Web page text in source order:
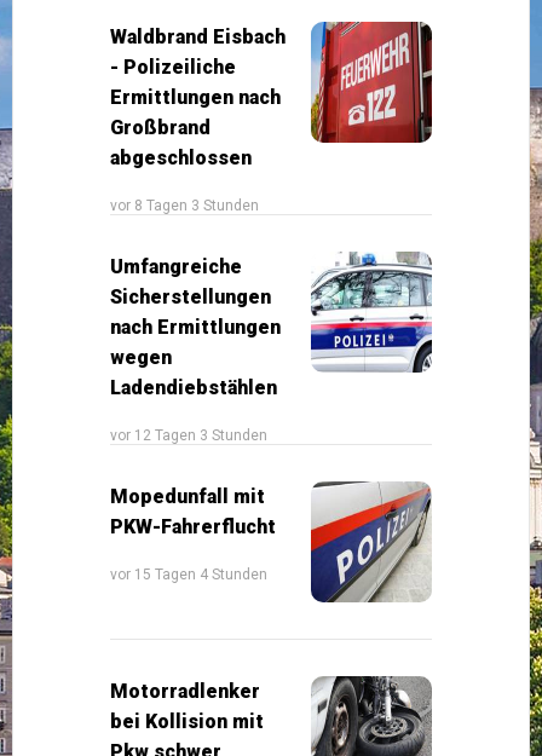
Waldbrand Eisbach
- Polizeiliche
Ermittlungen nach
Großbrand
abgeschlossen
vor 8 Tagen 3 Stunden
Umfangreiche
Sicherstellungen
nach Ermittlungen
wegen
Ladendiebstählen
vor 12 Tagen 3 Stunden
Mopedunfall mit
PKW-Fahrerflucht
vor 15 Tagen 4 Stunden
Motorradlenker
bei Kollision mit